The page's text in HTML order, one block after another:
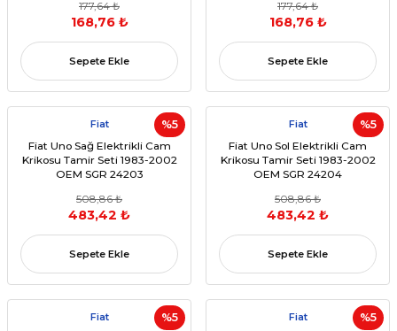
177,64 ₺
168,76 ₺
Sepete Ekle
177,64 ₺
168,76 ₺
Sepete Ekle
%5
Fiat
Fiat Uno Sağ Elektrikli Cam
Krikosu Tamir Seti 1983-2002
OEM SGR 24203
508,86 ₺
483,42 ₺
Sepete Ekle
%5
Fiat
Fiat Uno Sol Elektrikli Cam
Krikosu Tamir Seti 1983-2002
OEM SGR 24204
508,86 ₺
483,42 ₺
Sepete Ekle
%5
Fiat %5
Fiat